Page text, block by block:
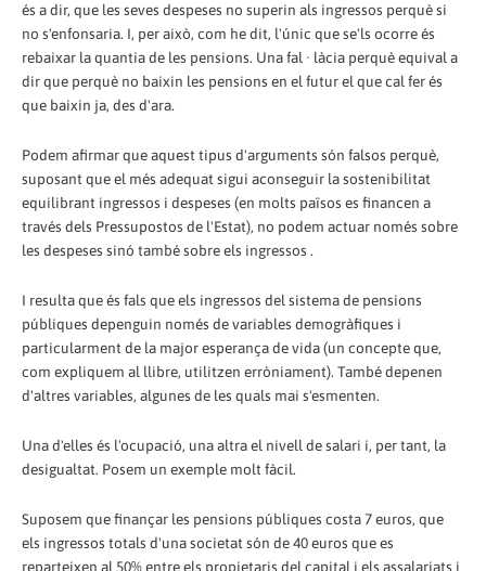
és a dir, que les seves despeses no superin als ingressos perquè si
no s'enfonsaria. I, per això, com he dit, l'únic que se'ls ocorre és
rebaixar la quantia de les pensions. Una fal · làcia perquè equival a
dir que perquè no baixin les pensions en el futur el que cal fer és
que baixin ja, des d'ara.
Podem afirmar que aquest tipus d'arguments són falsos perquè,
suposant que el més adequat sigui aconseguir la sostenibilitat
equilibrant ingressos i despeses (en molts països es financen a
través dels Pressupostos de l'Estat), no podem actuar només sobre
les despeses sinó també sobre els ingressos .
I resulta que és fals que els ingressos del sistema de pensions
públiques depenguin només de variables demogràfiques i
particularment de la major esperança de vida (un concepte que,
com expliquem al llibre, utilitzen erròniament). També depenen
d'altres variables, algunes de les quals mai s'esmenten.
Una d'elles és l'ocupació, una altra el nivell de salari i, per tant, la
desigualtat. Posem un exemple molt fàcil.
Suposem que finançar les pensions públiques costa 7 euros, que
els ingressos totals d'una societat són de 40 euros que es
reparteixen al 50% entre els propietaris del capital i els assalariats i